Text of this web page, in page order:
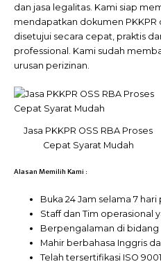
dan jasa legalitas. Kami siap
mendapatkan dokumen PKKPR
disetujui secara cepat, praktis
professional. Kami sudah
urusan perizinan.
Jasa PKKPR OSS RBA Proses
Cepat Syarat Mudah
Alasan Memilih Kami :
Buka 24 Jam selama 7
Staff dan Tim operasional
Berpengalaman di bidang
Mahir berbahasa Inggris
Telah tersertifikasi ISO